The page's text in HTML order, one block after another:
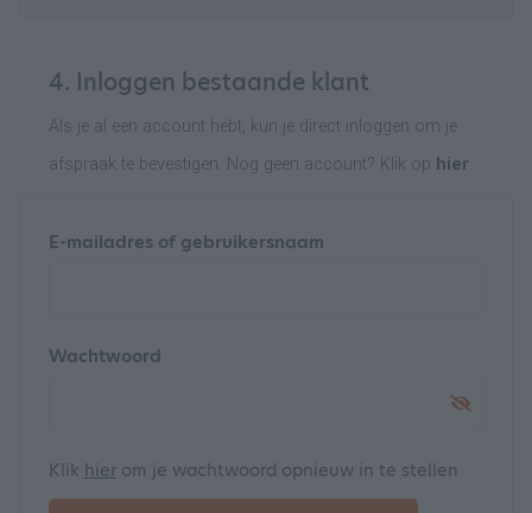
4. Inloggen bestaande klant
Als je al een account hebt, kun je direct inloggen om je
afspraak te bevestigen. Nog geen account? Klik op hier
E-mailadres of gebruikersnaam
Wachtwoord
Klik hier om je wachtwoord opnieuw in te stellen